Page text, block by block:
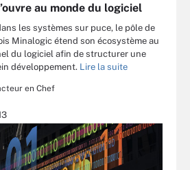
au monde du logiciel
les systèmes sur puce, le pôle de
Minalogic étend son écosystème au
du logiciel afin de structurer une
développement. Lire la suite
en Chef